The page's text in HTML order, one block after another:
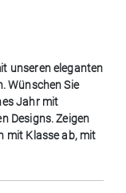
unseren eleganten
Wünschen Sie
Jahr mit
Designs. Zeigen
mit Klasse ab, mit